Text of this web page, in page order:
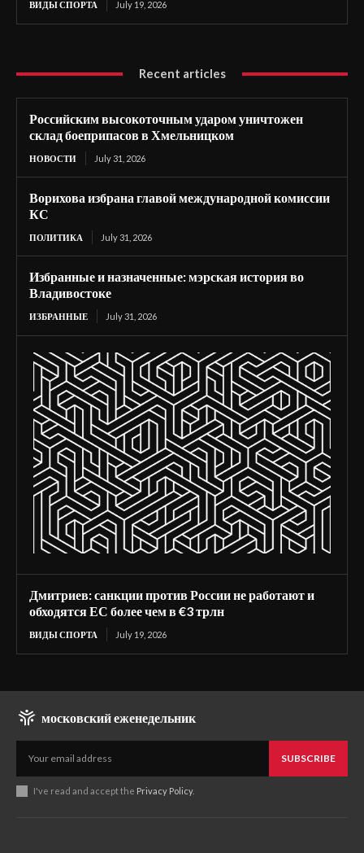
ВИДЫ СПОРТА July 19, 2026
Recent articles
Российским высокоточным ударом уничтожен
склад боеприпасов в Хмельницком
НОВОСТИ July 31, 2026
Ворихова избрана главой международной комиссии
КС
ПОЛИТИКА July 31, 2026
Избранные и назначенные: мэрская история во
Владивостоке
ИЗБРАННЫЕ July 31, 2026
Дмитриев: санкции против России не работают и
обходятся ЕС более чем в €3 трлн
ВИДЫ СПОРТА July 19, 2026
московский еженедельник
SUBSCRIBE
I've read and accept the Privacy Policy.